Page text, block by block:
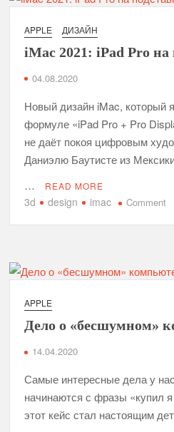
APPLE ДИЗАЙН
iMac 2021: iPad Pro на
04.08.2020
Новый дизайн iMac, который
формуле «iPad Pro + Pro
не даёт покоя цифровым
Даниэлю Баутисте из
…
READ MORE
3d design imac Commenton
APPLE
Дело о «бесшумном»
14.04.2020
Самые интересные дела у
начинаются с фразы «купил
этот кейс стал настоящим